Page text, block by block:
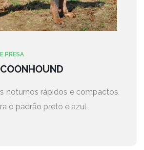
PRESA
noturnos rápidos e compactos,
o padrão preto e azul.